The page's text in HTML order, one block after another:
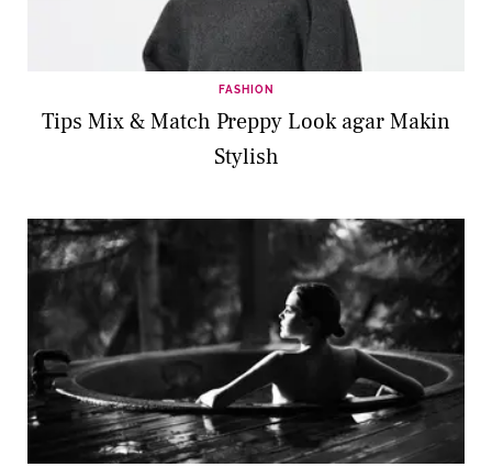
FASHION
Tips Mix & Match Preppy Look agar Makin
Stylish